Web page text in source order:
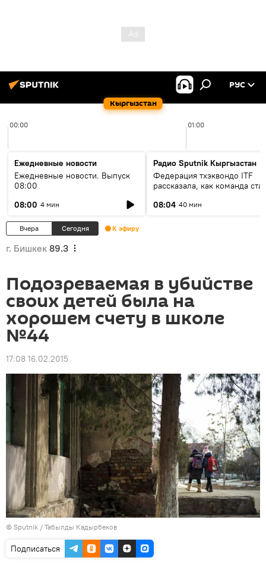
Кыргызстан
РУС
00:00 01:00
Ежедневные новости
Ежедневные новости. Выпуск
08:00
08:00 4 мин
Радио Sputnik Кыргызстан
Федерация тхэквондо ITF
рассказала, как команда
08:04 40 мин
Вчера Сегодня К эфиру
г. Бишкек 89.3
Подозреваемая в убийстве
своих детей была на
хорошем счету в школе
№44
17:08 16.02.2015
© Sputnik / Табылды Кадырбеков
Подписаться